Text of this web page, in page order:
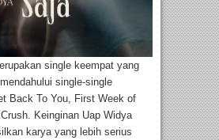
single keempat yang
single-single
Back To You, First Week of
Keinginan Uap Widya
karya yang lebih serius